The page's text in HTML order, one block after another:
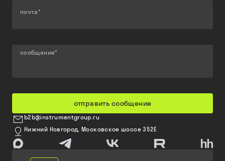
почта*
сообщение*
отправить сообщение
b2b@instrumentgroup.ru
Нижний Новгород, Московское шоссе 352Е